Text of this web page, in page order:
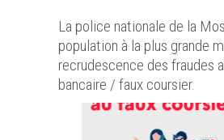
La police nationale de la
population à la plus grande
recrudescence des fraudes
bancaire / faux coursier.